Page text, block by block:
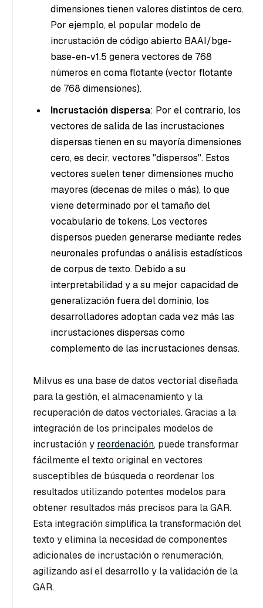
dimensiones tienen valores distintos de cero.
Por ejemplo, el popular modelo de
incrustación de código abierto BAAI/bge-
base-en-v1.5 genera vectores de 768
números en coma flotante (vector flotante
de 768 dimensiones).
Incrustación dispersa: Por el contrario, los
vectores de salida de las incrustaciones
dispersas tienen en su mayoría dimensiones
cero, es decir, vectores "dispersos". Estos
vectores suelen tener dimensiones mucho
mayores (decenas de miles o más), lo que
viene determinado por el tamaño del
vocabulario de tokens. Los vectores
dispersos pueden generarse mediante redes
neuronales profundas o análisis estadísticos
de corpus de texto. Debido a su
interpretabilidad y a su mejor capacidad de
generalización fuera del dominio, los
desarrolladores adoptan cada vez más las
incrustaciones dispersas como
complemento de las incrustaciones densas.
Milvus es una base de datos vectorial diseñada
para la gestión, el almacenamiento y la
recuperación de datos vectoriales. Gracias a la
integración de los principales modelos de
incrustación y reordenación, puede transformar
fácilmente el texto original en vectores
susceptibles de búsqueda o reordenar los
resultados utilizando potentes modelos para
obtener resultados más precisos para la GAR.
Esta integración simplifica la transformación del
texto y elimina la necesidad de componentes
adicionales de incrustación o renumeración,
agilizando así el desarrollo y la validación de la
GAR.